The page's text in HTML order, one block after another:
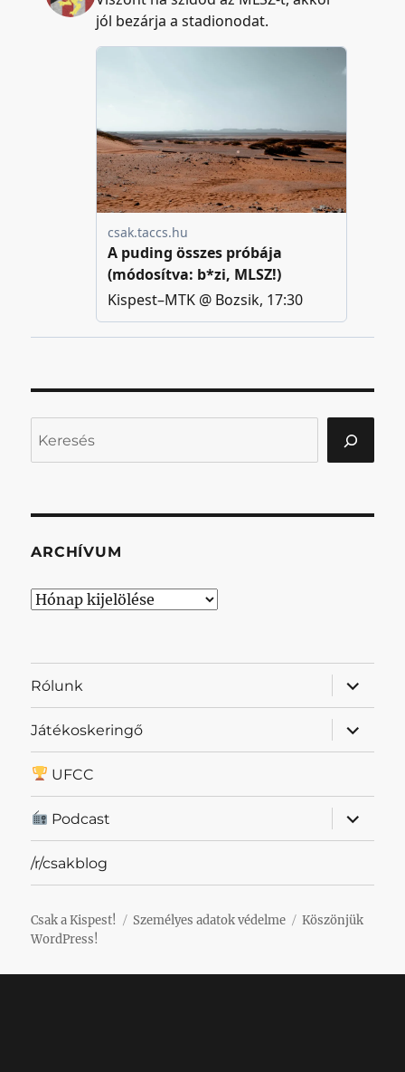
ARCHÍVUM
Archívum
Rólunk
almenü
Játékoskeringő
almenü
UFCC
Podcast
almenü
/r/csakblog
Csak a Kispest! Személyes adatok védelme
Köszönjük
WordPress!